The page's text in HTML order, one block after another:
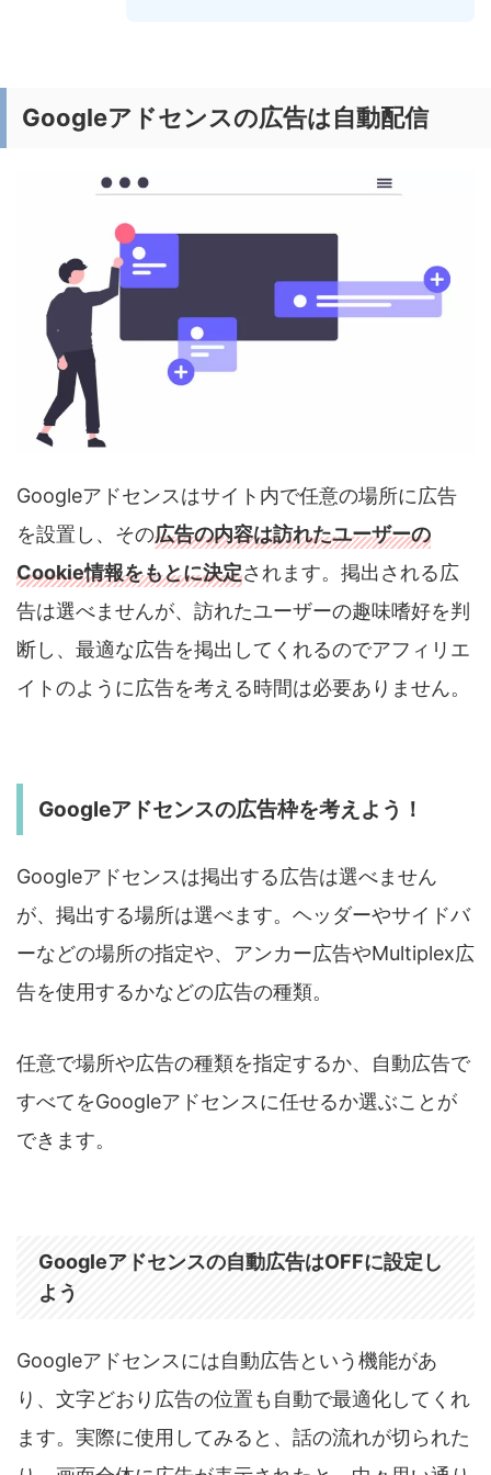
Googleアドセンスの広告は自動配信
Googleアドセンスはサイト内で任意の場所に広告
を設置し、その広告の内容は訪れたユーザーの
Cookie情報をもとに決定されます。掲出される広
告は選べませんが、訪れたユーザーの趣味嗜好を判
断し、最適な広告を掲出してくれるのでアフィリエ
イトのように広告を考える時間は必要ありません。
Googleアドセンスの広告枠を考えよう！
Googleアドセンスは掲出する広告は選べません
が、掲出する場所は選べます。ヘッダーやサイドバ
ーなどの場所の指定や、アンカー広告やMultiplex広
告を使用するかなどの広告の種類。
任意で場所や広告の種類を指定するか、自動広告で
すべてをGoogleアドセンスに任せるか選ぶことが
できます。
Googleアドセンスの自動広告はOFFに設定し
よう
Googleアドセンスには自動広告という機能があ
り、文字どおり広告の位置も自動で最適化してくれ
ます。実際に使用してみると、話の流れが切られた